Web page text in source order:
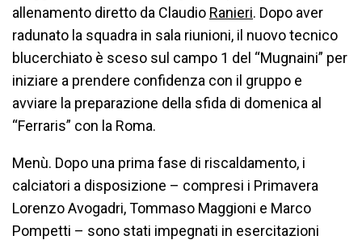
allenamento diretto da Claudio Ranieri. Dopo aver
radunato la squadra in sala riunioni, il nuovo tecnico
blucerchiato è sceso sul campo 1 del “Mugnaini” per
iniziare a prendere confidenza con il gruppo e
avviare la preparazione della sfida di domenica al
“Ferraris” con la Roma.
Menù. Dopo una prima fase di riscaldamento, i
calciatori a disposizione – compresi i Primavera
Lorenzo Avogadri, Tommaso Maggioni e Marco
Pompetti – sono stati impegnati in esercitazioni